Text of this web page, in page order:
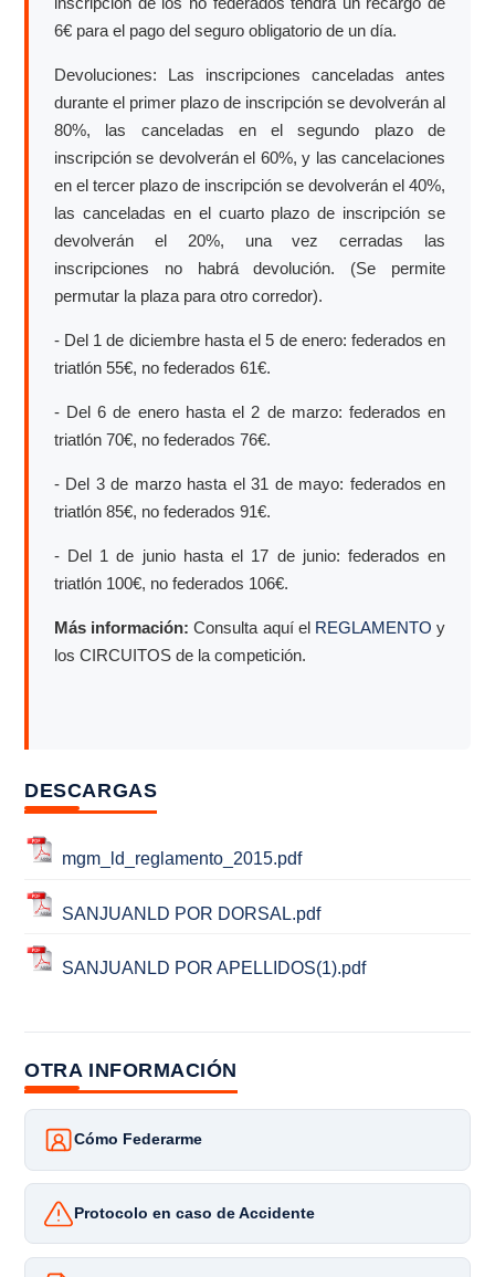
6€ para el pago del seguro obligatorio de un día.
Devoluciones: Las inscripciones canceladas antes
durante el primer plazo de inscripción se devolverán al
80%, las canceladas en el segundo plazo de
inscripción se devolverán el 60%, y las cancelaciones
en el tercer plazo de inscripción se devolverán el 40%,
las canceladas en el cuarto plazo de inscripción se
devolverán el 20%, una vez cerradas las
inscripciones no habrá devolución. (Se permite
permutar la plaza para otro corredor).
- Del 1 de diciembre hasta el 5 de enero: federados en
triatlón 55€, no federados 61€.
- Del 6 de enero hasta el 2 de marzo: federados en
triatlón 70€, no federados 76€.
- Del 3 de marzo hasta el 31 de mayo: federados en
triatlón 85€, no federados 91€.
- Del 1 de junio hasta el 17 de junio: federados en
triatlón 100€, no federados 106€.
Más información:Consulta aquí el REGLAMENTO y
los CIRCUITOS de la competición.
DESCARGAS
mgm_ld_reglamento_2015.pdf
SANJUANLD POR DORSAL.pdf
SANJUANLD POR APELLIDOS(1).pdf
OTRA INFORMACIÓN
Cómo Federarme
Protocolo en caso de Accidente